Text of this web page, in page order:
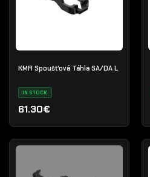
KMR Spoušťová Táhla SA/DA L
IN STOCK
61.30€